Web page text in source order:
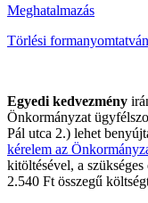
Meghatalmazás
Törlési
Egyedi kedvezmény
Önkormányzat
Pál utca 2.) lehet
kérelem az
kitöltésével, a
2.540 Ft összegű